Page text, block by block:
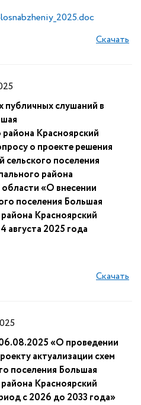
Скачать
публичных слушаний в
Красноярский
о проекте решения
сельского поселения
района
«О внесении
поселения Большая
Красноярский
августа 2025 года
Скачать
«О проведении
актуализации схем
поселения Большая
Красноярский
с 2026 до 2033 года»